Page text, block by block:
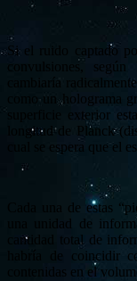
Si el ruido captado
convulsiones,
cambiaría
como un holograma
superficie exterior
longitud de Planck
cual se espera que el
Cada una de estas
una unidad de
cantidad total de
habría de coincidir
contenidas en el